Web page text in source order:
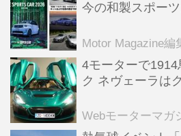
今の和製スポー
Motor Magazine編
4モーターで
ク ネヴェーラは
全版／115】
Webモーターマガ